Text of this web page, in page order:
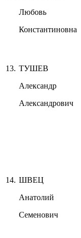
Любовь
Константиновна
13. ТУШЕВ
Александр
Александрович
14. ШВЕЦ
Анатолий
Семенович